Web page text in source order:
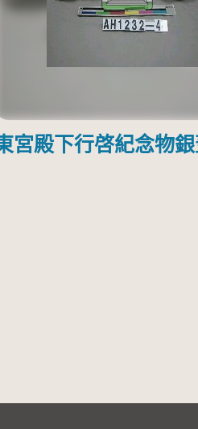
宮殿下行啓紀念物